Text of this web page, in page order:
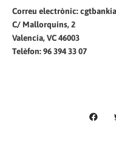
Correu electrònic:
C/ Mallorquins, 2
Valencia, VC 46003
Telèfon: 96 394 33 07